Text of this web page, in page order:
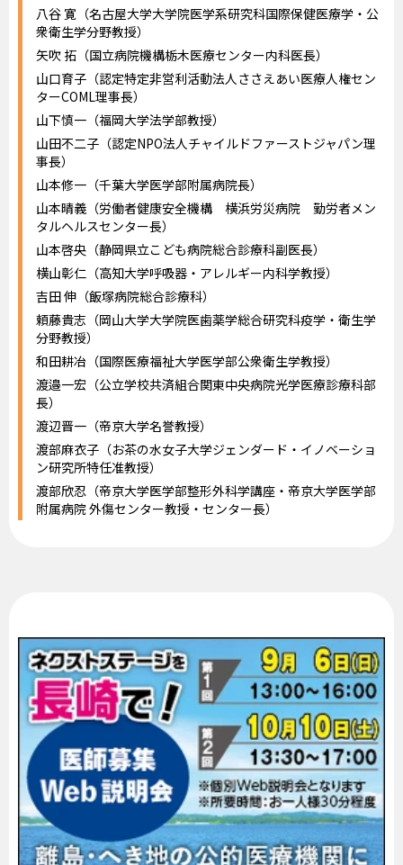
八谷 寛（名古屋大学大学院医学系研究科国際保健医療学・公
衆衛生学分野教授）
矢吹 拓（国立病院機構栃木医療センター内科医長）
山口育子（認定特定非営利活動法人ささえあい医療人権セン
ターCOML理事長）
山下慎一（福岡大学法学部教授）
山田不二子（認定NPO法人チャイルドファーストジャパン理
事長）
山本修一（千葉大学医学部附属病院長）
山本晴義（労働者健康安全機構 横浜労災病院 勤労者メン
タルヘルスセンター長）
山本啓央（静岡県立こども病院総合診療科副医長）
横山彰仁（高知大学呼吸器・アレルギー内科学教授）
吉田 伸（飯塚病院総合診療科）
頼藤貴志（岡山大学大学院医歯薬学総合研究科疫学・衛生学
分野教授）
和田耕冶（国際医療福祉大学医学部公衆衛生学教授）
渡邉一宏（公立学校共済組合関東中央病院光学医療診療科部
長）
渡辺晋一（帝京大学名誉教授）
渡部麻衣子（お茶の水女子大学ジェンダード・イノベーショ
ン研究所特任准教授）
渡部欣忍（帝京大学医学部整形外科学講座・帝京大学医学部
附属病院 外傷センター教授・センター長）